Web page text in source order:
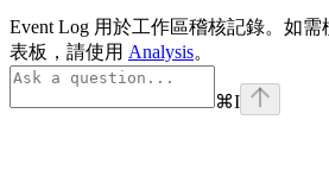
Event Log 用於工作區稽核記錄。如
表板，請使用 Analysis。
⌘I